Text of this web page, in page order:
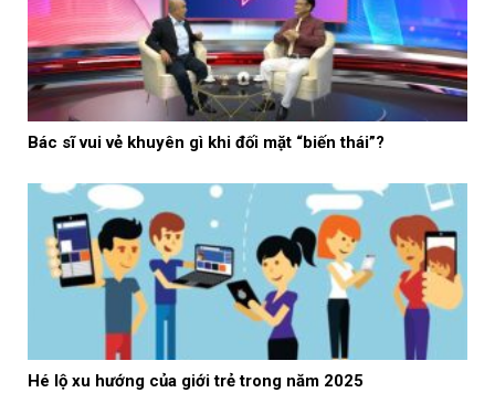
Bác sĩ vui vẻ khuyên gì khi đối mặt “biến thái”?
Hé lộ xu hướng của giới trẻ trong năm 2025